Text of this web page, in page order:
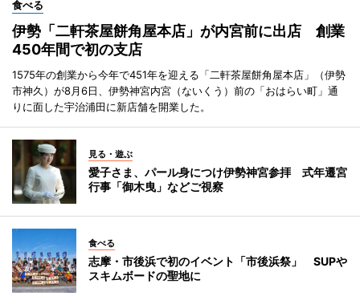
食べる
伊勢「二軒茶屋餅角屋本店」が内宮前に出店 創業
450年間で初の支店
1575年の創業から今年で451年を迎える「二軒茶屋餅角屋本店」（伊勢
市神久）が8月6日、伊勢神宮内宮（ないくう）前の「おはらい町」通
りに面した宇治浦田に新店舗を開業した。
見る・遊ぶ
愛子さま、パール身につけ伊勢神宮参拝 式年遷宮
行事「御木曳」などご視察
食べる
志摩・市後浜で初のイベント「市後浜祭」 SUPや
スキムボードの聖地に